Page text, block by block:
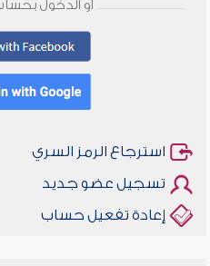
أو الدخول
استرجاع الرمز السري
تسجيل عضو جديد
إعادة تفعيل حساب